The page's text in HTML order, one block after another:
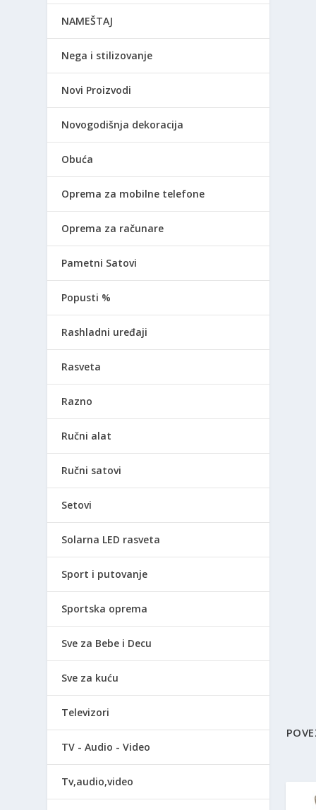
NAMEŠTAJ
Nega i stilizovanje
Novi Proizvodi
Novogodišnja dekoracija
Obuća
Oprema za mobilne telefone
Oprema za računare
Pametni Satovi
Popusti %
Rashladni uređaji
Rasveta
Razno
Ručni alat
Ručni satovi
Setovi
Solarna LED rasveta
Sport i putovanje
Sportska oprema
Sve za Bebe i Decu
Sve za kuću
Televizori
TV - Audio - Video
Tv,audio,video